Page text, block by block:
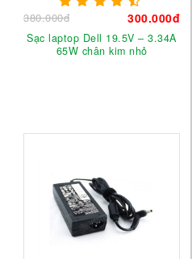
380.000đ 300.000đ
Sạc laptop Dell 19.5V – 3.34A
65W chân kim nhỏ